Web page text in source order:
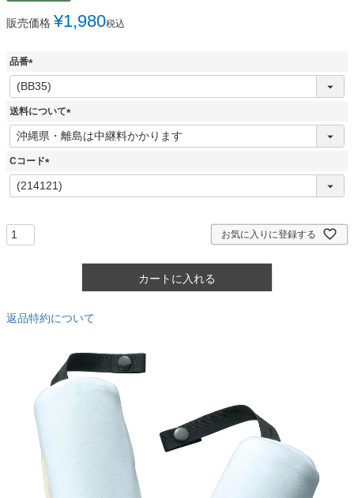
販売価格 ¥1,980税込
品番
(
必
須
送料について
(
必
Cコード
(
必
お気に入りに登録する
カートに入れる
返品特約について